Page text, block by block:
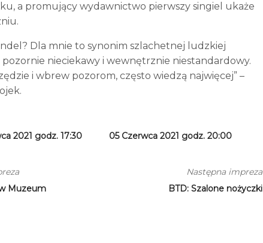
a promujący wydawnictwo pierwszy singiel ukaże
Dla mnie to synonim szlachetnej ludzkiej
nieciekawy i wewnętrznie niestandardowy.
i wbrew pozorom, często wiedzą najwięcej” –
2021 godz. 17:30 05 Czerwca 2021 godz. 20:00
Muzeum
Następna impreza
BTD: Szalone nożyczki